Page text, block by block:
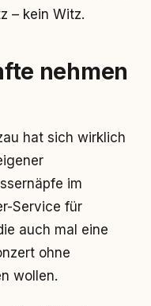
– kein Witz.
nehmen
hat sich wirklich
im
Service für
auch mal eine
ohne
wollen.